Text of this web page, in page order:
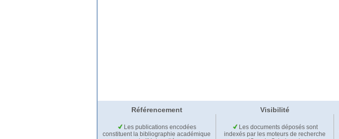
Référencement Visibilité
Les publications encodées
constituent la bibliographie académique
Les documents déposés sont
indexés par les moteurs de recherche